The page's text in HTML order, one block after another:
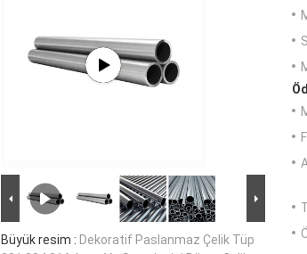
Büyük resim : Dekoratif Paslanmaz Çelik Tüp